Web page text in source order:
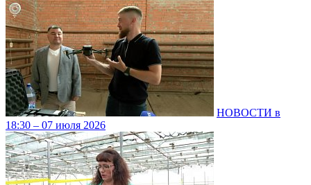
НОВОСТИ в
18:30 – 07 июля 2026